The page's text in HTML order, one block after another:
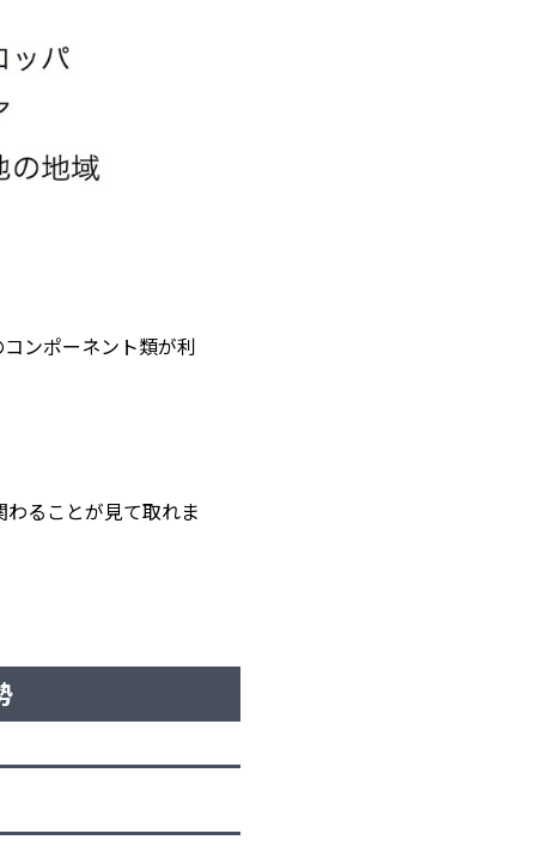
ンポーネント類が利
ることが見て取れま